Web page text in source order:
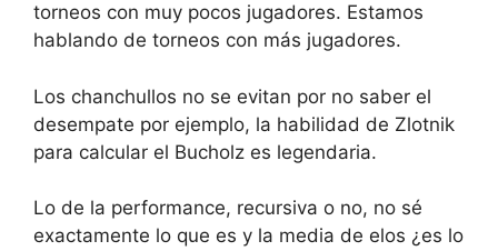
torneos con muy pocos jugadores. Estamos
hablando de torneos con más jugadores.
Los chanchullos no se evitan por no saber el
desempate por ejemplo, la habilidad de Zlotnik
para calcular el Bucholz es legendaria.
Lo de la performance, recursiva o no, no sé
exactamente lo que es y la media de elos ¿es lo